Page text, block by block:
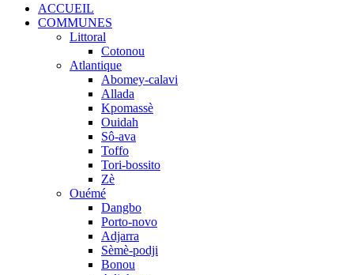
ACCUEIL
COMMUNES
Littoral
Cotonou
Atlantique
Abomey-calavi
Allada
Kpomassè
Ouidah
Sô-ava
Toffo
Tori-bossito
Zè
Ouémé
Dangbo
Porto-novo
Adjarra
Sèmè-podji
Bonou